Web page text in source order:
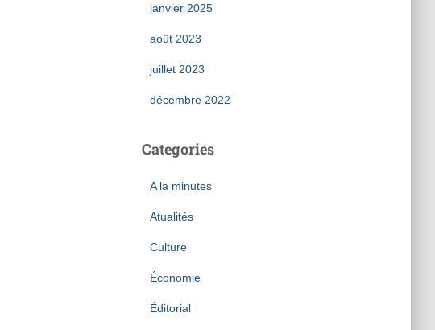
janvier 2025
août 2023
juillet 2023
décembre 2022
Categories
A la minutes
Atualités
Culture
Économie
Éditorial